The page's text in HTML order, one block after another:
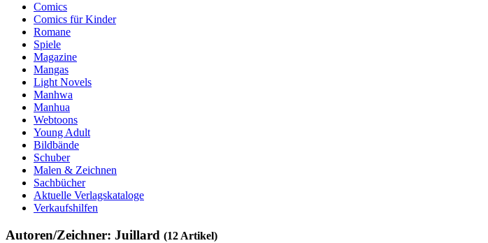
Comics
Comics für Kinder
Romane
Spiele
Magazine
Mangas
Light Novels
Manhwa
Manhua
Webtoons
Young Adult
Bildbände
Schuber
Malen & Zeichnen
Sachbücher
Aktuelle Verlagskataloge
Verkaufshilfen
Autoren/Zeichner: Juillard (12 Artikel)